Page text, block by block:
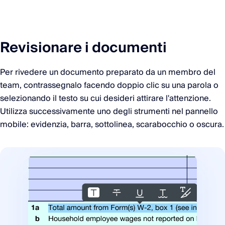
Revisionare i documenti
Per rivedere un documento preparato da un membro del
team, contrassegnalo facendo doppio clic su una parola o
selezionando il testo su cui desideri attirare l'attenzione.
Utilizza successivamente uno degli strumenti nel pannello
mobile: evidenzia, barra, sottolinea, scarabocchio o oscura.